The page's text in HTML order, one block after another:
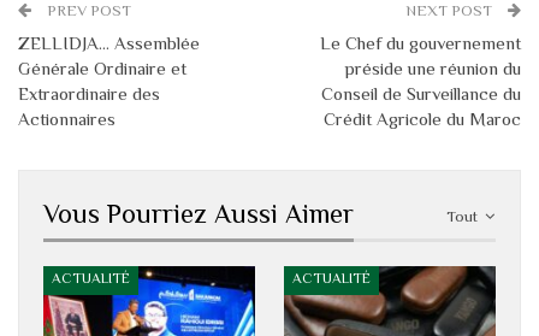
PREV POST
ZELLIDJA… Assemblée
Générale Ordinaire et
Extraordinaire des
Actionnaires
NEXT POST
Le Chef du gouvernement
préside une réunion du
Conseil de Surveillance du
Crédit Agricole du Maroc
Tout
Vous Pourriez Aussi Aimer
ACTUALITÉ ACTUALITÉ